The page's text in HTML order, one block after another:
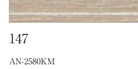
147
AN-2580KM